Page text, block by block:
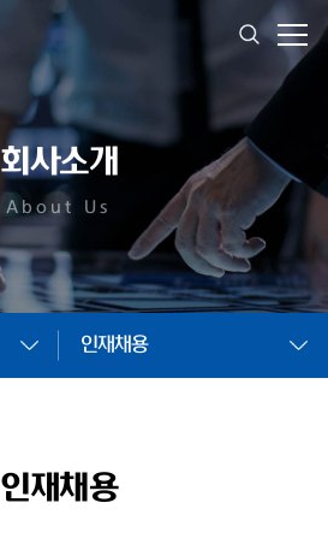
회사소개
About Us
인재채용
인재채용